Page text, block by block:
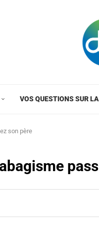
VOS QUESTIONS SUR
son père